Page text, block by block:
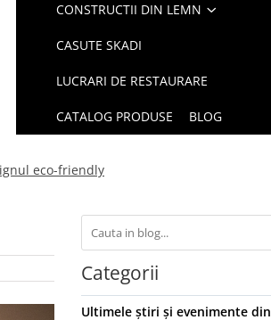
CONSTRUCTII DIN LEMN
CASUTE SKADI
LUCRARI DE RESTAURARE
CATALOG PRODUSE BLOG
eco-friendly
Categorii
Ultimele știri și evenimente din